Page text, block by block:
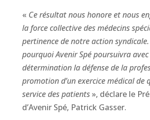
« Ce résultat nous honore et nous
la force collective des médecins
pertinence de notre action syndicale.
pourquoi Avenir Spé poursuivra avec
détermination la défense de la
promotion d’un exercice médical de
service des patients», déclare le
d’Avenir Spé, Patrick Gasser.